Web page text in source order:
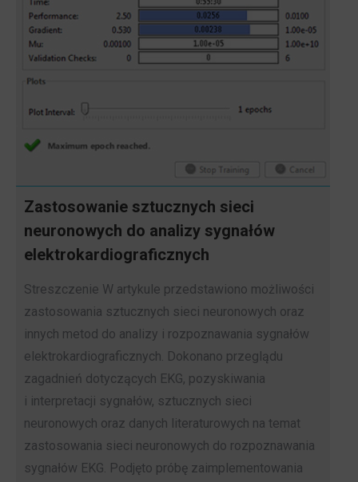
Zastosowanie sztucznych sieci
neuronowych do analizy sygnałów
elektrokardiograficznych
Streszczenie W artykule przedstawiono możliwości
zastosowania sztucznych sieci neuronowych oraz
innych metod do analizy i rozpoznawania sygnałów
elektrokardiograficznych. Dokonano przeglądu
zagadnień dotyczących EKG, pozyskiwania
i interpretacji sygnałów, sztucznych sieci
neuronowych oraz danych literaturowych na temat
zastosowania sieci neuronowych do rozpoznawania
sygnałów EKG. Podjęto próbę zaimplementowania